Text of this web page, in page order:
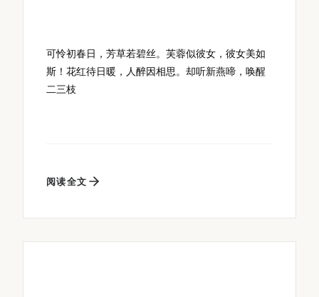
可怜初春日，芳草若碧丝。芙蓉似彼女，彼女美如
斯！花红待日暖，人醉因相思。却听新燕啼，唤醒
二三枝
阅读全文